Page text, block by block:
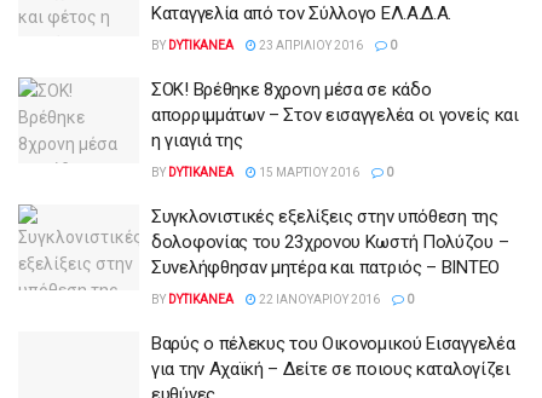
Καταγγελία από τον Σύλλογο ΕΛ.Α.Δ.Α.
BY DYTIKANEA 23 ΑΠΡΙΛΊΟΥ 2016 0
ΣΟΚ! Βρέθηκε 8χρονη μέσα σε κάδο
απορριμμάτων – Στον εισαγγελέα οι γονείς και
η γιαγιά της
BY DYTIKANEA 15 ΜΑΡΤΊΟΥ 2016 0
Συγκλονιστικές εξελίξεις στην υπόθεση της
δολοφονίας του 23χρονου Κωστή Πολύζου –
Συνελήφθησαν μητέρα και πατριός – ΒΙΝΤΕΟ
BY DYTIKANEA 22 ΙΑΝΟΥΑΡΊΟΥ 2016 0
Βαρύς ο πέλεκυς του Οικονομικού Εισαγγελέα
για την Αχαϊκή – Δείτε σε ποιους καταλογίζει